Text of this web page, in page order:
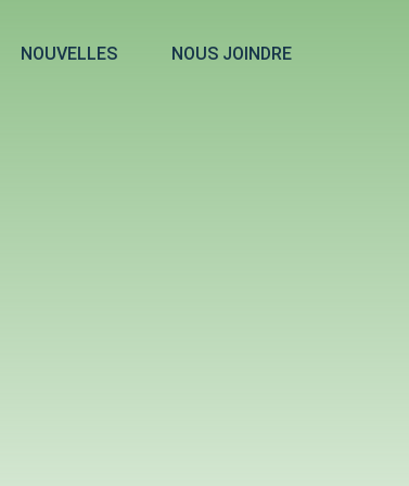
NOUVELLES NOUS JOINDRE